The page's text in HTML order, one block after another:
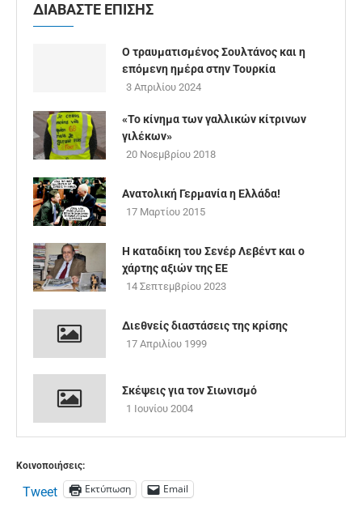
ΔΙΑΒΑΣΤΕ ΕΠΙΣΗΣ
Ο τραυματισμένος Σουλτάνος και η
επόμενη ημέρα στην Τουρκία
3 Απριλίου 2024
«Το κίνημα των γαλλικών κίτρινων
γιλέκων»
20 Νοεμβρίου 2018
Ανατολική Γερμανία η Ελλάδα!
17 Μαρτίου 2015
H καταδίκη του Σενέρ Λεβέντ και ο
χάρτης αξιών της ΕΕ
14 Σεπτεμβρίου 2023
Διεθνείς διαστάσεις της κρίσης
17 Απριλίου 1999
Σκέψεις για τον Σιωνισμό
1 Ιουνίου 2004
Κοινοποιήσεις:
Tweet Εκτύπωση Email